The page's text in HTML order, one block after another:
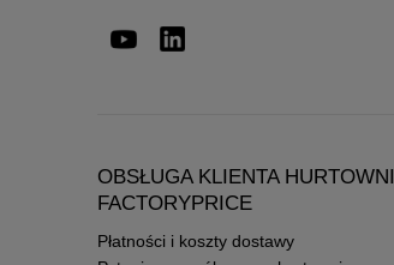
OBSŁUGA KLIENTA HURTOWNI
FACTORYPRICE
Płatności i koszty dostawy